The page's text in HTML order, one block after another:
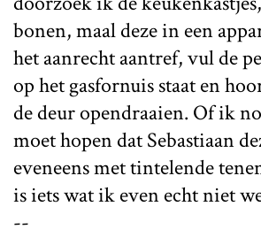
bonen, maal deze in een
het aanrecht aantref, vul de
op het gasfornuis staat en
de deur opendraaien. Of ik
moet hopen dat Sebastiaan
eveneens met tintelende
is iets wat ik even echt niet
--